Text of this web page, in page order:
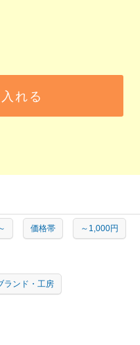
れる
価格帯 ～1,000円
ランド・工房